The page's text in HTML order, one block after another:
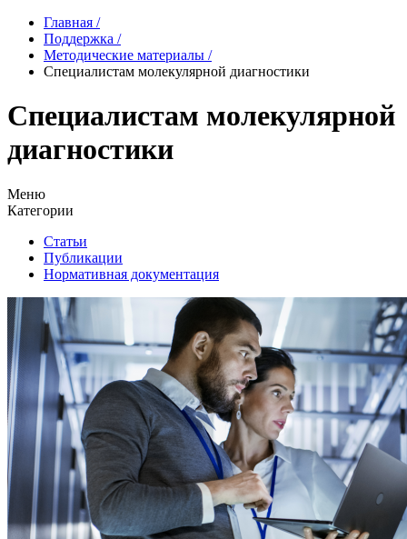
Главная /
Поддержка /
Методические материалы /
Специалистам молекулярной диагностики
Специалистам молекулярной
диагностики
Меню
Категории
Статьи
Публикации
Нормативная документация